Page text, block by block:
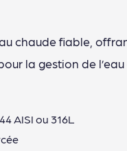
chaude fiable,
la gestion de
AISI ou 316L